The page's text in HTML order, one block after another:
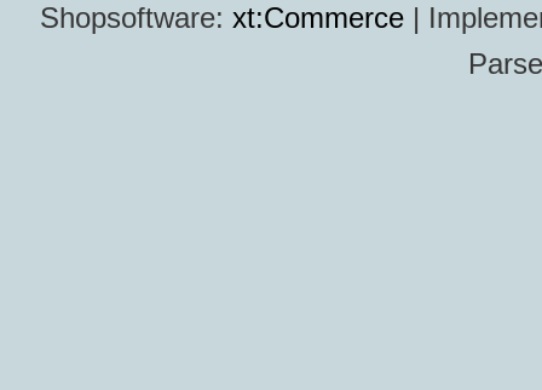
Shopsoftware: xt:Commerce |